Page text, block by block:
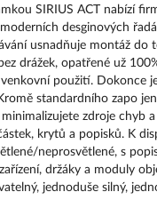
SIRIUS ACT nabízí
desginových
usnadňuje montáž do
drážek, opatřené už
použití. Dokonce
standardního zapo
zdroje chyb
krytů a popisků. K
neprosvětlené, s
držáky a moduly
jednoduše silný,